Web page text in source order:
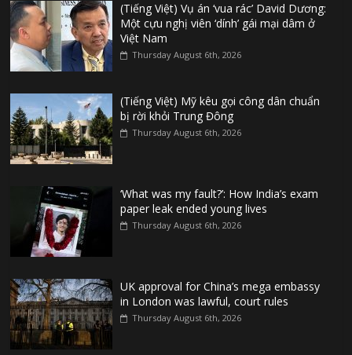
(Tiếng Việt) Vụ án ‘vua rác’ David Dương:
Một cựu nghị viên ‘dính’ gái mại dâm ở
Việt Nam
Thursday August 6th, 2026
(Tiếng Việt) Mỹ kêu gọi công dân chuẩn
bị rời khỏi Trung Đông
Thursday August 6th, 2026
‘What was my fault?’: How India’s exam
paper leak ended young lives
Thursday August 6th, 2026
UK approval for China’s mega embassy
in London was lawful, court rules
Thursday August 6th, 2026